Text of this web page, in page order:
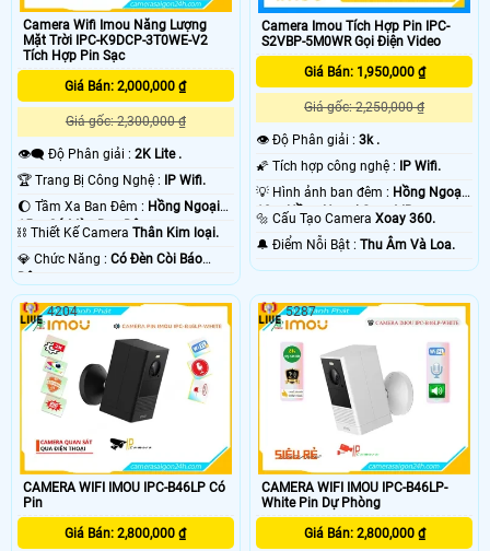
Camera Wifi Imou Năng Lượng
Mặt Trời IPC-K9DCP-3T0WE-V2
Tích Hợp Pin Sạc
Giá Bán: 2,000,000 ₫
Giá gốc: 2,300,000 ₫
👁️‍🗨 Độ Phân giải : 2K Lite .
🏆 Trang Bị Công Nghệ : IP Wifi.
🌔 Tầm Xa Ban Đêm : Hồng Ngoại
15m Có Màu Ban Ðêm.
⛓ Thiết Kế Camera Thân Kim loại.
️💎 Chức Năng : Có Ðèn Còi Báo
Động.
Camera Imou Tích Hợp Pin IPC-
S2VBP-5M0WR Gọi Điện Video
Giá Bán: 1,950,000 ₫
Giá gốc: 2,250,000 ₫
👁 Độ Phân giải :3k .
🌠 Tích hợp công nghệ :
IP Wifi.
💡 Hình ảnh ban đêm : Hồng Ngoại
10m Hồng Ngoại Smart IR.
🔩 Cấu Tạo CameraXoay 360.
️🔔 Điểm Nỗi Bật :Thu Âm Và Loa.
CAMERA WIFI IMOU IPC-B46LP Có
Pin
Giá Bán: 2,800,000 ₫
4204
CAMERA WIFI IMOU IPC-B46LP-
White Pin Dự Phòng
Giá Bán: 2,800,000 ₫
5287